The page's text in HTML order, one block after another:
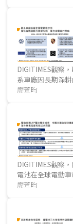
DIGITIMES觀察
系車廠因長期深
上電動車核心技
廖萱昀
DIGITIMES觀察
電池在全球電動
LFP電池與
廖萱昀